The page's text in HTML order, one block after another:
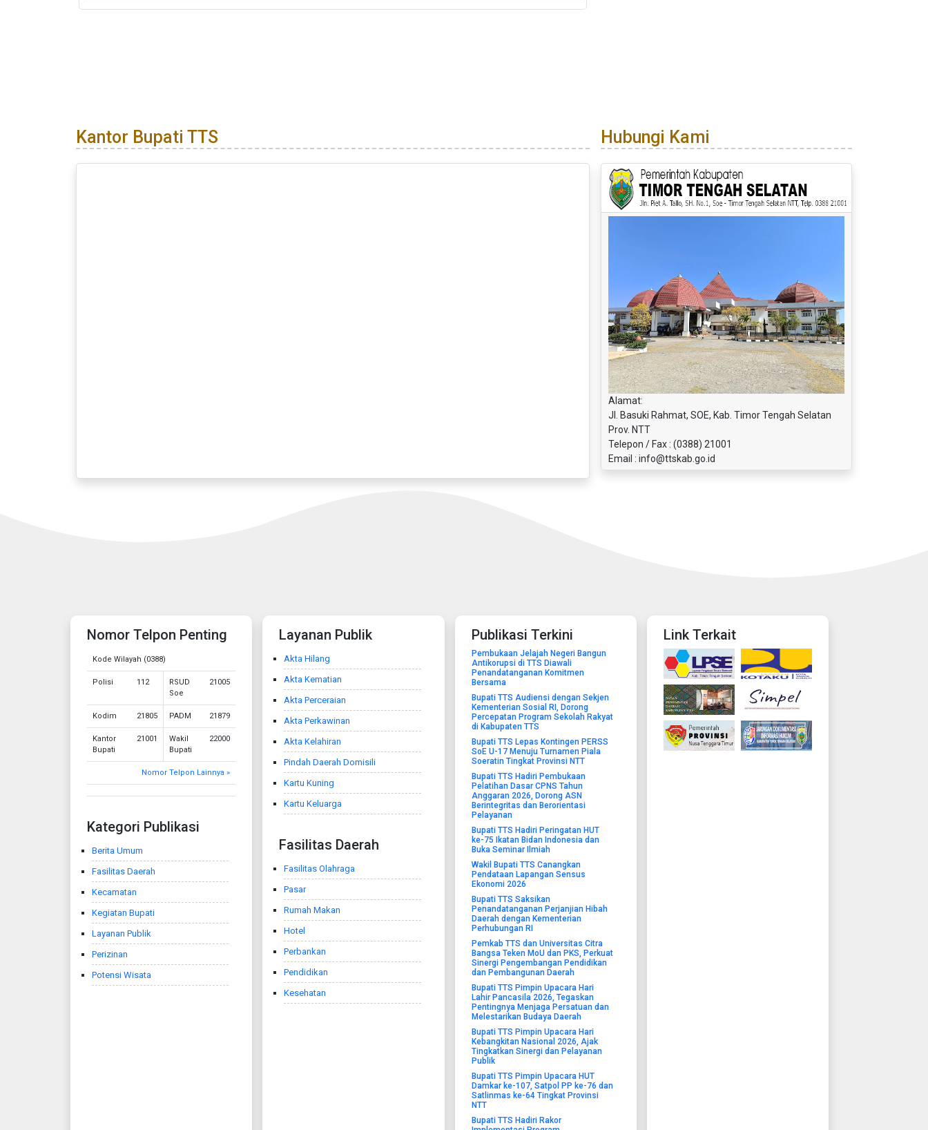
Kantor Bupati TTS Hubungi Kami
Alamat:
Jl. Basuki Rahmat, SOE, Kab. Timor Tengah Selatan
Prov. NTT
Telepon / Fax : (0388) 21001
Email : info@ttskab.go.id
Nomor Telpon Penting
Kode Wilayah (0388)
Polisi 112
RSUD
Soe
21005
Kodim 21805 PADM 21879
Kantor
Bupati
21001
Wakil
Bupati
22000
Nomor Telpon Lainnya »
Kategori Publikasi
Berita Umum
Fasilitas Daerah
Kecamatan
Kegiatan Bupati
Layanan Publik
Perizinan
Potensi Wisata
Layanan Publik
Akta Hilang
Akta Kematian
Akta Perceraian
Akta Perkawinan
Akta Kelahiran
Pindah Daerah Domisili
Kartu Kuning
Kartu Keluarga
Fasilitas Daerah
Fasilitas Olahraga
Pasar
Rumah Makan
Hotel
Perbankan
Pendidikan
Kesehatan
Publikasi Terkini
Pembukaan Jelajah Negeri Bangun
Antikorupsi di TTS Diawali
Penandatanganan Komitmen
Bersama
Bupati TTS Audiensi dengan Sekjen
Kementerian Sosial RI, Dorong
Percepatan Program Sekolah Rakyat
di Kabupaten TTS
Bupati TTS Lepas Kontingen PERSS
SoE U-17 Menuju Turnamen Piala
Soeratin Tingkat Provinsi NTT
Bupati TTS Hadiri Pembukaan
Pelatihan Dasar CPNS Tahun
Anggaran 2026, Dorong ASN
Berintegritas dan Berorientasi
Pelayanan
Bupati TTS Hadiri Peringatan HUT
ke-75 Ikatan Bidan Indonesia dan
Buka Seminar Ilmiah
Wakil Bupati TTS Canangkan
Pendataan Lapangan Sensus
Ekonomi 2026
Bupati TTS Saksikan
Penandatanganan Perjanjian Hibah
Daerah dengan Kementerian
Perhubungan RI
Pemkab TTS dan Universitas Citra
Bangsa Teken MoU dan PKS, Perkuat
Sinergi Pengembangan Pendidikan
dan Pembangunan Daerah
Bupati TTS Pimpin Upacara Hari
Lahir Pancasila 2026, Tegaskan
Pentingnya Menjaga Persatuan dan
Melestarikan Budaya Daerah
Bupati TTS Pimpin Upacara Hari
Kebangkitan Nasional 2026, Ajak
Tingkatkan Sinergi dan Pelayanan
Publik
Bupati TTS Pimpin Upacara HUT
Damkar ke-107, Satpol PP ke-76 dan
Satlinmas ke-64 Tingkat Provinsi
NTT
Bupati TTS Hadiri Rakor
Link Terkait